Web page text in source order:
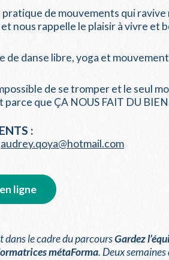
pratique de mouvements qui
nous rappelle le plaisir à vivre et
de danse libre, yoga et
de se tromper et le seul
parce que ÇA NOUS FAIT DU
:
audrey.qoya@hotmail.com
ligne
dans le cadre du parcoursGardez
métaForma. Deux